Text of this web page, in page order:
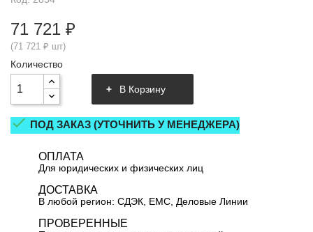
71 721 ₽
(71 721 ₽ шт)
Количество
В Корзину
 ПОД ЗАКАЗ (УТОЧНИТЬ У МЕНЕДЖЕРА)
ОПЛАТА
Для юридических и физических лиц
ДОСТАВКА
В любой регион: СДЭК, ЕМС, Деловые Линии
ПРОВЕРЕННЫЕ